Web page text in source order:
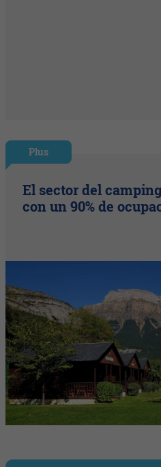
Plus
El sector del
con un 90% de